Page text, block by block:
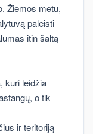
Žiemos metu,
paleisti
itin šaltą
kuri leidžia
o tik
ir teritoriją